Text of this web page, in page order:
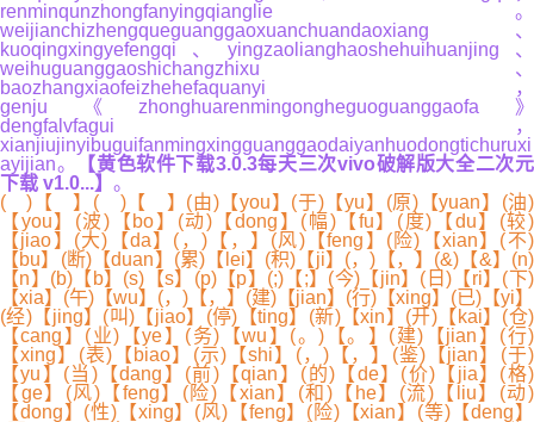
renminqunzhongfanyingqianglie。
weijianchizhengqueguanggaoxuanchuandaoxiang、
kuoqingxingyefengqi、yingzaolianghaoshehuihuanjing、
weihuguanggaoshichangzhixu、
baozhangxiaofeizhehefaquanyi，
genju《zhonghuarenmingongheguoguanggaofa》
dengfalvfagui，
xianjiujinyibuguifanmingxingguanggaodaiyanhuodongtichuruxi
ayijian。
【黄色软件下载3.0.3每天三次vivo破解版大全二次元
下载 v1.0...】 。
( )【 】( )【 】(由)【you】(于)【yu】(原)【yuan】(油)
【you】(波)【bo】(动)【dong】(幅)【fu】(度)【du】(较)
【jiao】(大)【da】(，)【，】(风)【feng】(险)【xian】(不)
【bu】(断)【duan】(累)【lei】(积)【ji】(，)【，】(&)【&】(n)
【n】(b)【b】(s)【s】(p)【p】(;)【;】(今)【jin】(日)【ri】(下)
【xia】(午)【wu】(，)【，】(建)【jian】(行)【xing】(已)【yi】
(经)【jing】(叫)【jiao】(停)【ting】(新)【xin】(开)【kai】(仓)
【cang】(业)【ye】(务)【wu】(。)【。】(建)【jian】(行)
【xing】(表)【biao】(示)【shi】(，)【，】(鉴)【jian】(于)
【yu】(当)【dang】(前)【qian】(的)【de】(价)【jia】(格)
【ge】(风)【feng】(险)【xian】(和)【he】(流)【liu】(动)
【dong】(性)【xing】(风)【feng】(险)【xian】(等)【deng】